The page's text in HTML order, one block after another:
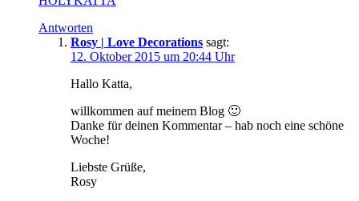
Antworten
Rosy | Love Decorations sagt:
12. Oktober 2015 um 20:44 Uhr
Hallo Katta,
willkommen auf meinem Blog 🙂
Danke für deinen Kommentar – hab noch eine schöne
Woche!
Liebste Grüße,
Rosy